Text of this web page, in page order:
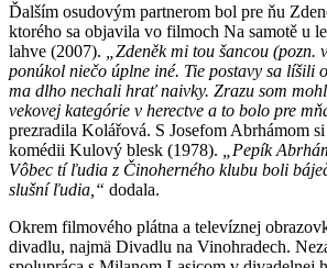
Ďalším osudovým partnerom bol pre ňu
ktorého sa objavila vo filmoch Na samotě u
lahve (2007).
„Zdeněk mi tou šancou
ponúkol niečo úplne iné. Tie postavy sa líšili
ma dlho nechali hrať naivky. Zrazu som
vekovej kategórie v herectve a to bolo pre
prezradila Kolářová. S Josefom Abrhámom
komédii Kulový blesk (1978).
„Pepík
Vôbec tí ľudia z Činoherného klubu boli
slušní ľudia,“ dodala.
Okrem filmového plátna a televíznej
divadlu, najmä Divadlu na Vinohradech.